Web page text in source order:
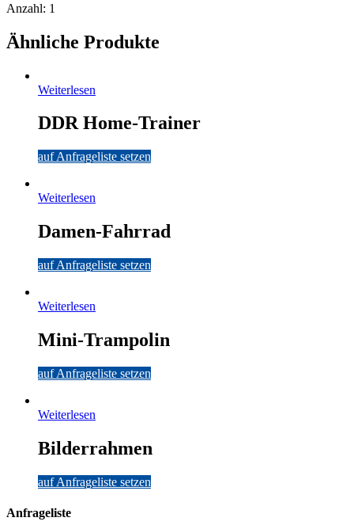
Anzahl: 1
Ähnliche Produkte
Weiterlesen
DDR Home-Trainer
auf Anfrageliste setzen
Weiterlesen
Damen-Fahrrad
auf Anfrageliste setzen
Weiterlesen
Mini-Trampolin
auf Anfrageliste setzen
Weiterlesen
Bilderrahmen
auf Anfrageliste setzen
Anfrageliste